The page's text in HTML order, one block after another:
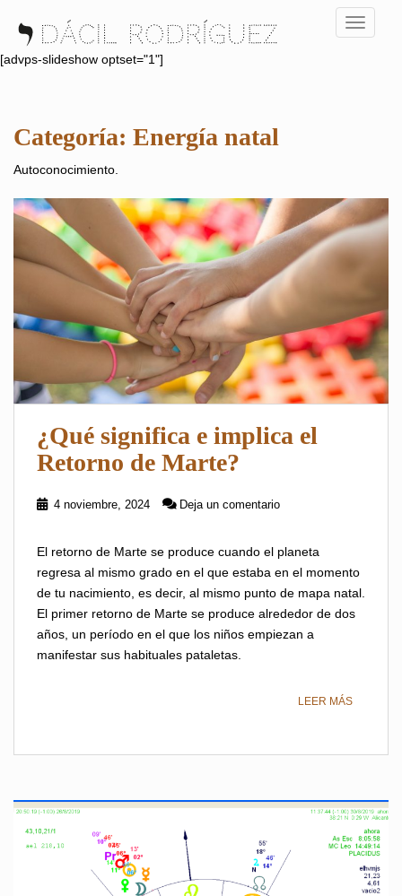
p
[advps-slideshow optset="1"]
Categoría: Energía natal
Autoconocimiento.
¿Qué significa e implica el
Retorno de Marte?
4 noviembre, 2024 Deja un comentario
El retorno de Marte se produce cuando el planeta
regresa al mismo grado en el que estaba en el momento
de tu nacimiento, es decir, al mismo punto de mapa natal.
El primer retorno de Marte se produce alrededor de dos
años, un período en el que los niños empiezan a
manifestar sus habituales pataletas.
LEER MÁS